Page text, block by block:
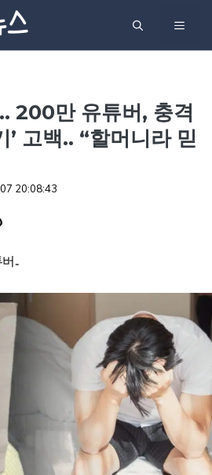
메
200만 유튜버, 충격
’ 고백.. “할머니라 믿
20:08:43
..